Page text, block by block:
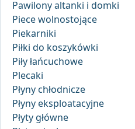
Pawilony altanki i domki
Piece wolnostojące
Piekarniki
Piłki do koszykówki
Piły łańcuchowe
Plecaki
Płyny chłodnicze
Płyny eksploatacyjne
Płyty główne